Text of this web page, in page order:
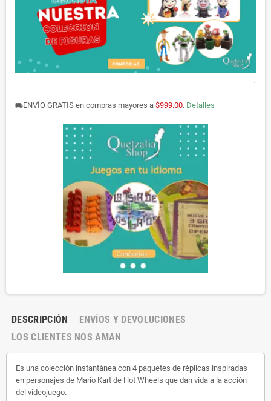
.
local_shippingENVÍO GRATIS en compras mayores a $999.00. Detalles
DESCRIPCIÓN
ENVÍOS Y DEVOLUCIONES
LOS CLIENTES NOS AMAN
Es una colección instantánea con 4 paquetes de réplicas inspiradas
en personajes de Mario Kart de Hot Wheels que dan vida a la acción
del videojuego.